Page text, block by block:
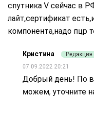
спутника V сейчас в
лайт,сертификат
компонента,надо пцр
Кристина
Редакция
07.09.2022 20:21
Добрый день! По
можем, уточните